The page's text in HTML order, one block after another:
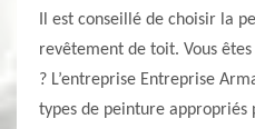
Il est conseillé de choisir la
revêtement de toit. Vous
? L’entreprise Entreprise
types de peinture